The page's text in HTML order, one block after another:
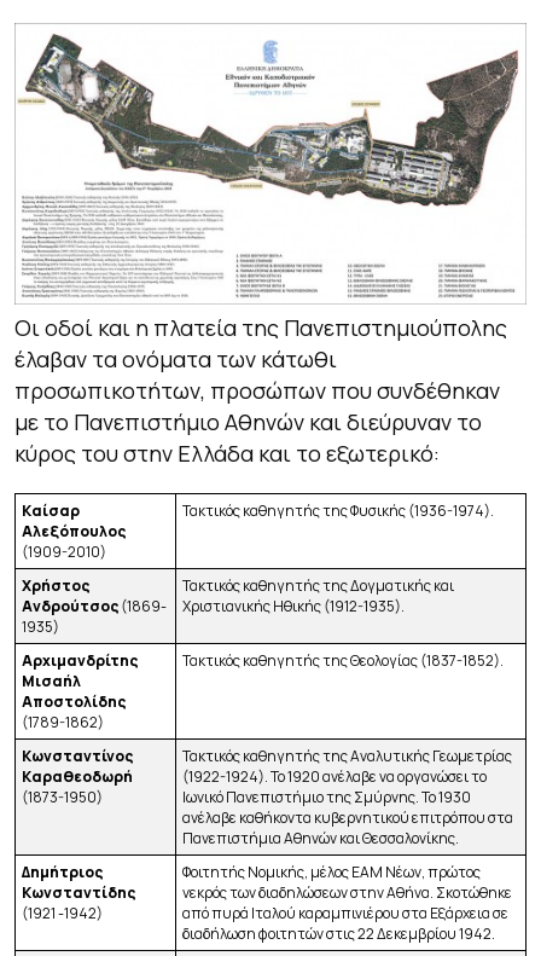
Οι οδοί και η πλατεία της Πανεπιστημιούπολης
έλαβαν τα ονόματα των κάτωθι
προσωπικοτήτων, προσώπων που συνδέθηκαν
με το Πανεπιστήμιο Αθηνών και διεύρυναν το
κύρος του στην Ελλάδα και το εξωτερικό:
Καίσαρ
Αλεξόπουλος
(1909-2010)
Τακτικός καθηγητής της Φυσικής (1936-1974).
Χρήστος
Ανδρούτσος(1869-
1935)
Τακτικός καθηγητής της Δογματικής και
Χριστιανικής Ηθικής (1912-1935).
Αρχιμανδρίτης
Μισαήλ
Αποστολίδης
(1789-1862)
Τακτικός καθηγητής της Θεολογίας (1837-1852).
Κωνσταντίνος
Καραθεοδωρή
(1873-1950)
Τακτικός καθηγητής της Αναλυτικής Γεωμετρίας
(1922-1924). Το 1920 ανέλαβε να οργανώσει το
Ιωνικό Πανεπιστήμιο της Σμύρνης. Το 1930
ανέλαβε καθήκοντα κυβερνητικού επιτρόπου στα
Πανεπιστήμια Αθηνών και Θεσσαλονίκης.
Δημήτριος
Κωνσταντίδης
(1921 -1942)
Φοιτητής Νομικής, μέλος ΕΑΜ Νέων, πρώτος
νεκρός των διαδηλώσεων στην Αθήνα. Σκοτώθηκε
από πυρά Ιταλού καραμπινιέρου στα Εξάρχεια σε
διαδήλωση φοιτητών στις 22 Δεκεμβρίου 1942.